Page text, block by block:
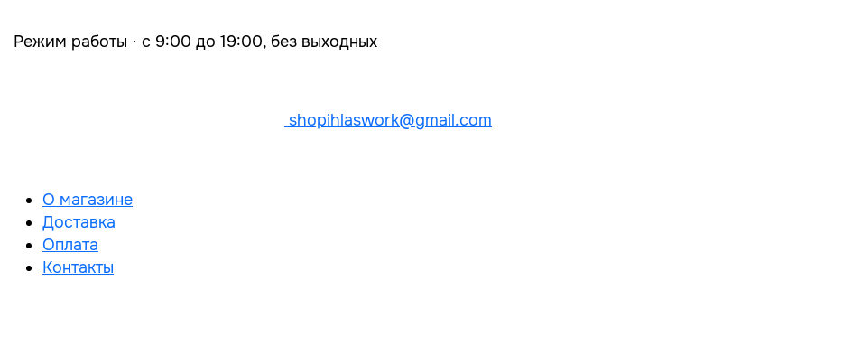
Режим работы · с 9:00 до 19:00, без выходных
shopihlaswork@gmail.com
О магазине
Доставка
Оплата
Контакты